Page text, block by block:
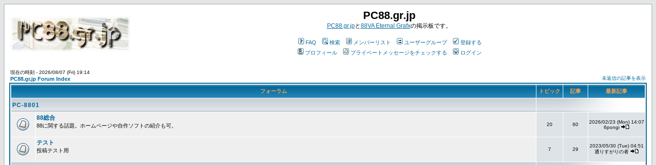
PC88.gr.jp
PC88.gr.jpと88VA Eternal Grafxの掲示板です。
FAQ 検索 メンバーリスト ユーザーグループ
登録する
プロフィール
プライベートメッセージをチェックする ログイン
現在の時刻 - 2026/08/07 (Fri) 19:14
PC88.gr.jp Forum Index 未返信の記事を表示
フォーラム トピック 記事 最新記事
PC-8801
88総合
88に関する話題。ホームページや自作ソフトの紹介も可。 20 60
2026/02/23 (Mon) 14:07
6pongi
テスト
投稿テスト用 7 29
2023/05/30 (Tue) 04:51
通りすがりの者